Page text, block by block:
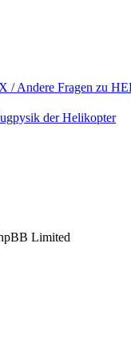
/ Andere Fragen zu
der Helikopter
Limited